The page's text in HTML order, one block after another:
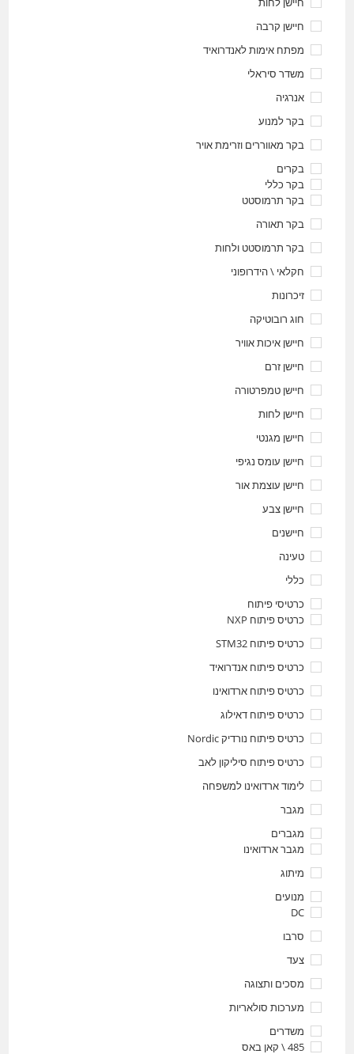
חיישן קרבה
מפתח אימות לאנדרואיד
משדר סיראלי
אנרגיה
בקר למנוע
בקר מאווררים וזרימת אויר
בקרים
בקר כללי
בקר תרמוסטט
בקר תאורה
בקר תרמוסטט ולחות
חקלאי \ הידרופוני
זיכרונות
חוג רובוטיקה
חיישן איכות אוויר
חיישן זרם
חיישן טמפרטורה
חיישן לחות
חיישן מגנטי
חיישן עומס נגיפי
חיישן עוצמת אור
חיישן צבע
חיישנים
טעינה
כללי
כרטיסי פיתוח
כרטיס פיתוח NXP
כרטיס פיתוח STM32
כרטיס פיתוח אנדרואיד
כרטיס פיתוח ארדואינו
כרטיס פיתוח דאילוג
כרטיס פיתוח נורדיק Nordic
כרטיס פיתוח סיליקון לאב
לימוד ארדואינו למשפחה
מגבר
מגברים
מגבר ארדואינו
מיתוג
מנועים
DC
סרבו
צעד
מסכים ותצוגה
מערכות סולאריות
משדרים
485 \ קאן באס